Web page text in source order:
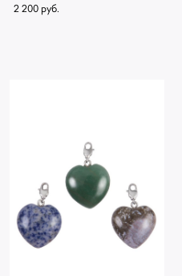
2 200 pуб.